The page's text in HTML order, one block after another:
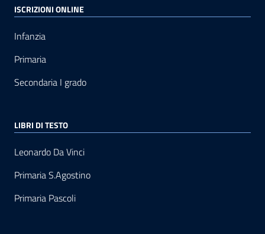
ISCRIZIONI ONLINE
Infanzia
Primaria
Secondaria I grado
LIBRI DI TESTO
Leonardo Da Vinci
Primaria S.Agostino
Primaria Pascoli